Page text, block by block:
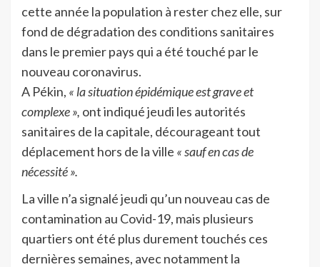
cette année la population à rester chez elle, sur
fond de dégradation des conditions sanitaires
dans le premier pays qui a été touché par le
nouveau coronavirus.
A Pékin, « la situation épidémique est grave et
complexe », ont indiqué jeudi les autorités
sanitaires de la capitale, décourageant tout
déplacement hors de la ville « sauf en cas de
nécessité ».
La ville n’a signalé jeudi qu’un nouveau cas de
contamination au Covid-19, mais plusieurs
quartiers ont été plus durement touchés ces
dernières semaines, avec notamment la